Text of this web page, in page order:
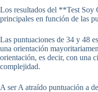
Los resultados del **Test Soy
principales en función de las
Las puntuaciones de 34 y 48
una orientación
orientación, es decir, con una
complejidad.
A ser A atraído puntuación a